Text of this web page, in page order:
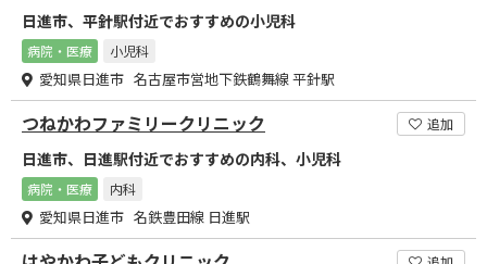
日進市、平針駅付近でおすすめの小児科
病院・医療 小児科
愛知県日進市 名古屋市営地下鉄鶴舞線 平針駅
つねかわファミリークリニック 追加
日進市、日進駅付近でおすすめの内科、小児科
病院・医療 内科
愛知県日進市 名鉄豊田線 日進駅